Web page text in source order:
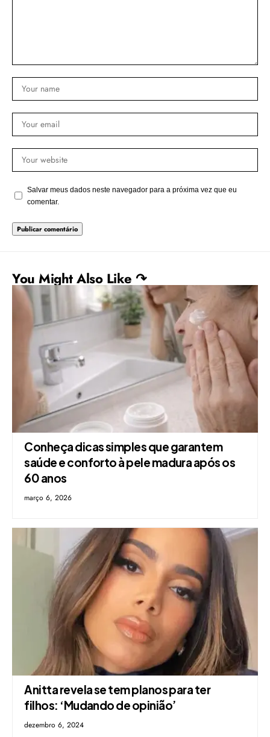
Salvar meus dados neste navegador para a próxima vez que eu
comentar.
You Might Also Like ↷
Conheça dicas simples que garantem
saúde e conforto à pele madura após os
60 anos
março 6, 2026
Anitta revela se tem planos para ter
filhos: ‘Mudando de opinião’
dezembro 6, 2024